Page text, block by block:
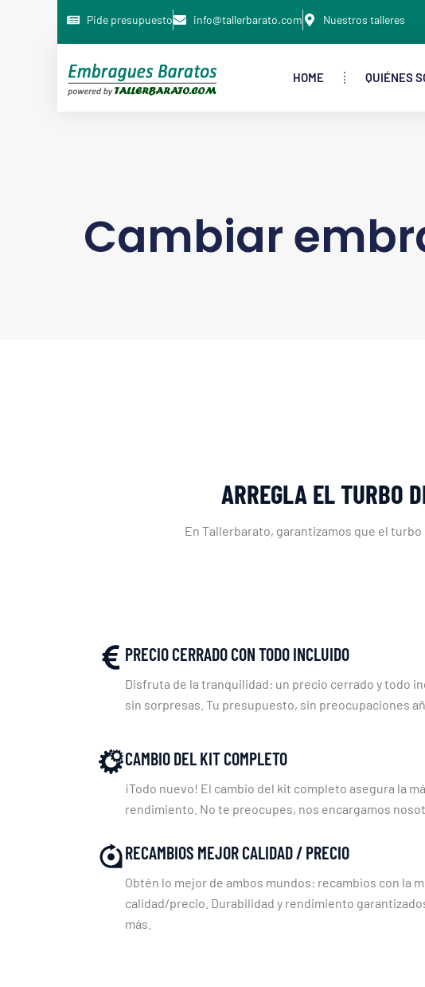
Pide presupuesto info@tallerbarato.com Nuestros talleres
HOME QUIÉNES
Cambiar
ARREGLA EL TURBO
En Tallerbarato, garantizamos que el turbo
PRECIO CERRADO CON TODO INCLUIDO
Disfruta de la tranquilidad: un precio cerrado y todo
sin sorpresas. Tu presupuesto, sin preocupaciones
CAMBIO DEL KIT COMPLETO
¡Todo nuevo! El cambio del kit completo asegura la
rendimiento. No te preocupes, nos encargamos
RECAMBIOS MEJOR CALIDAD / PRECIO
Obtén lo mejor de ambos mundos: recambios con la
calidad/precio. Durabilidad y rendimiento
más.